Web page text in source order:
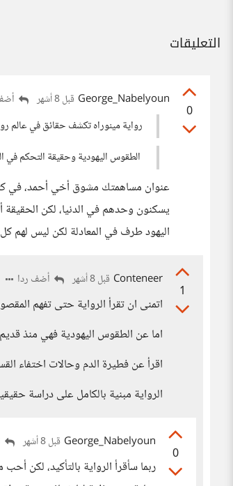
التعليقات
0
George_Nabelyoun قبل 8 أشهر
رواية مينوراه تكشف حقائق في عالم
الطقوس اليهودية وحقيقة التحكم في
عنوان مساهمتك مشوق أخي أحمد، في
يسكنون وحدهم في الدنيا، لكن
اليهود طرف في المعادلة لكن ليس لهم
1
Conteneer قبل 8 أشهر أضف ردا
اتمنى ان تقرأ الرواية حتى تفهم
اما عن الطقوس اليهودية فهي منذ
اقرأ عن فطيرة الدم وحالات اختفاء
الرواية مبنية بالكامل على دراسة
0
George_Nabelyoun قبل 8 أشهر
ربما سأقرأ الرواية بالتأكيد، لكن